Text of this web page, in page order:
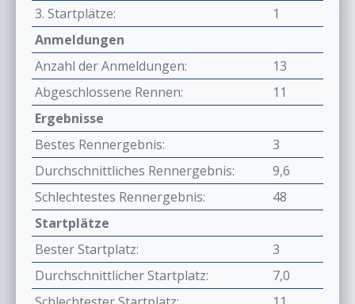
3. Startplätze:
1
Anmeldungen
Anzahl der Anmeldungen:
13
Abgeschlossene Rennen:
11
Ergebnisse
Bestes Rennergebnis:
3
Durchschnittliches Rennergebnis:
9,6
Schlechtestes Rennergebnis:
48
Startplätze
Bester Startplatz:
3
Durchschnittlicher Startplatz:
7,0